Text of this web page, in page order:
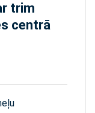
trim
centrā